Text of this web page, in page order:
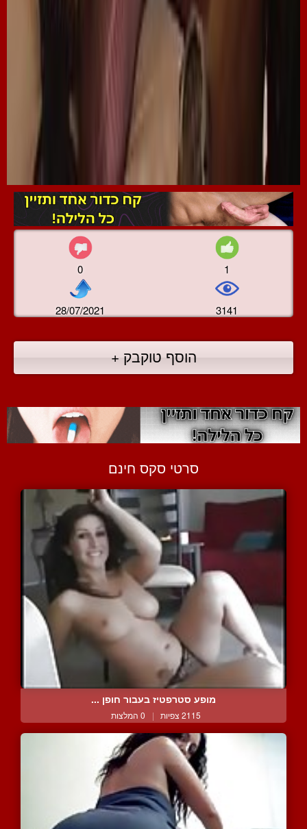
0 1
28/07/2021 3141
הוסף טוקבק +
סרטי סקס חינם
מופע סטרפטיז בעבור חופן ...
2115 צפיות | 0 המלצות